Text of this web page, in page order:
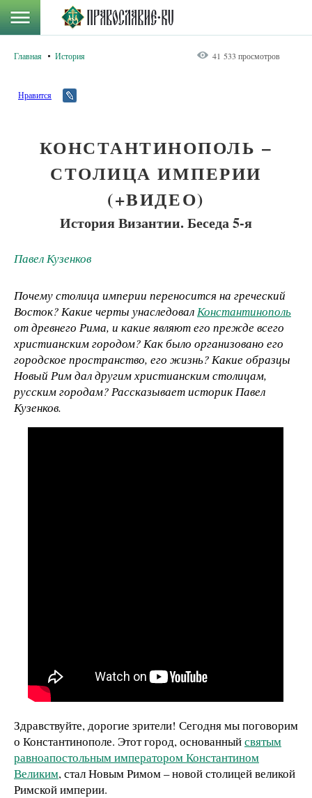
Главная История 41 533 просмотров
Нравится
КОНСТАНТИНОПОЛЬ –
СТОЛИЦА ИМПЕРИИ
(+ВИДЕО)
История Византии. Беседа 5-я
Павел Кузенков
Почему столица империи переносится на греческий
Восток? Какие черты унаследовалКонстантинополь
от древнего Рима, и какие являют его прежде всего
христианским городом? Как было организовано его
городское пространство, его жизнь? Какие образцы
Новый Рим дал другим христианским столицам,
русским городам? Рассказывает историк Павел
Кузенков.
Здравствуйте, дорогие зрители! Сегодня мы поговорим
о Константинополе. Этот город, основанныйсвятым
равноапостольным императором Константином
Великим, стал Новым Римом – новой столицей великой
Римской империи.